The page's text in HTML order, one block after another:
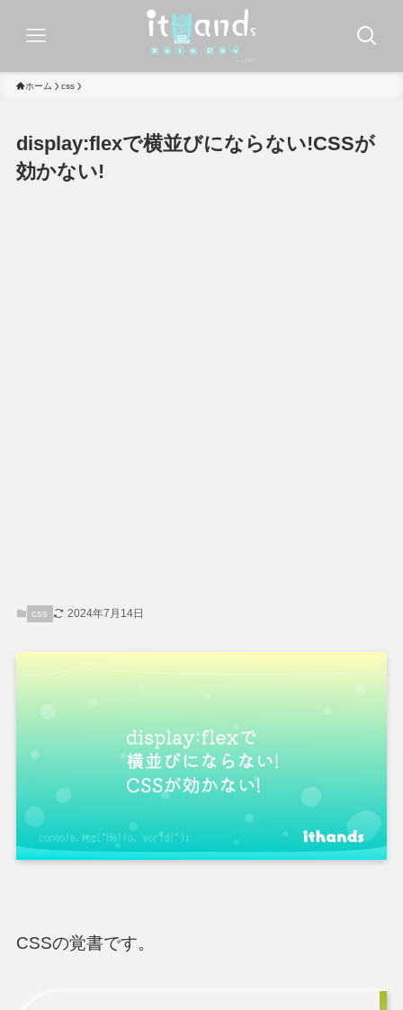
ホーム css
display:flexで横並びにならない!CSSが
効かない!
css 2024年7月14日
CSSの覚書です。